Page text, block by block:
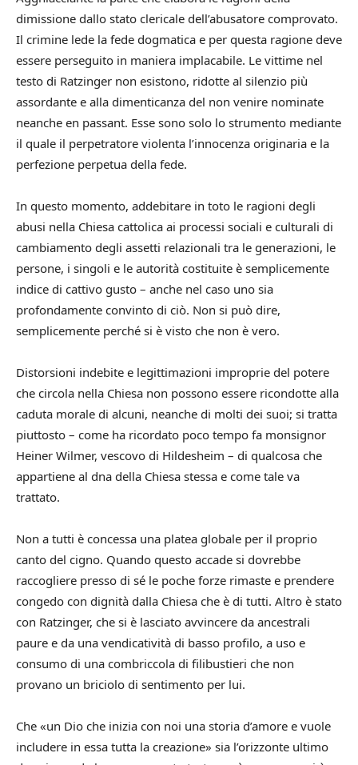
dimissione dallo stato clericale dell’abusatore comprovato.
Il crimine lede la fede dogmatica e per questa ragione deve
essere perseguito in maniera implacabile. Le vittime nel
testo di Ratzinger non esistono, ridotte al silenzio più
assordante e alla dimenticanza del non venire nominate
neanche en passant. Esse sono solo lo strumento mediante
il quale il perpetratore violenta l’innocenza originaria e la
perfezione perpetua della fede.
In questo momento, addebitare in toto le ragioni degli
abusi nella Chiesa cattolica ai processi sociali e culturali di
cambiamento degli assetti relazionali tra le generazioni, le
persone, i singoli e le autorità costituite è semplicemente
indice di cattivo gusto – anche nel caso uno sia
profondamente convinto di ciò. Non si può dire,
semplicemente perché si è visto che non è vero.
Distorsioni indebite e legittimazioni improprie del potere
che circola nella Chiesa non possono essere ricondotte alla
caduta morale di alcuni, neanche di molti dei suoi; si tratta
piuttosto – come ha ricordato poco tempo fa monsignor
Heiner Wilmer, vescovo di Hildesheim – di qualcosa che
appartiene al dna della Chiesa stessa e come tale va
trattato.
Non a tutti è concessa una platea globale per il proprio
canto del cigno. Quando questo accade si dovrebbe
raccogliere presso di sé le poche forze rimaste e prendere
congedo con dignità dalla Chiesa che è di tutti. Altro è stato
con Ratzinger, che si è lasciato avvincere da ancestrali
paure e da una vendicatività di basso profilo, a uso e
consumo di una combriccola di filibustieri che non
provano un briciolo di sentimento per lui.
Che «un Dio che inizia con noi una storia d’amore e vuole
includere in essa tutta la creazione» sia l’orizzonte ultimo